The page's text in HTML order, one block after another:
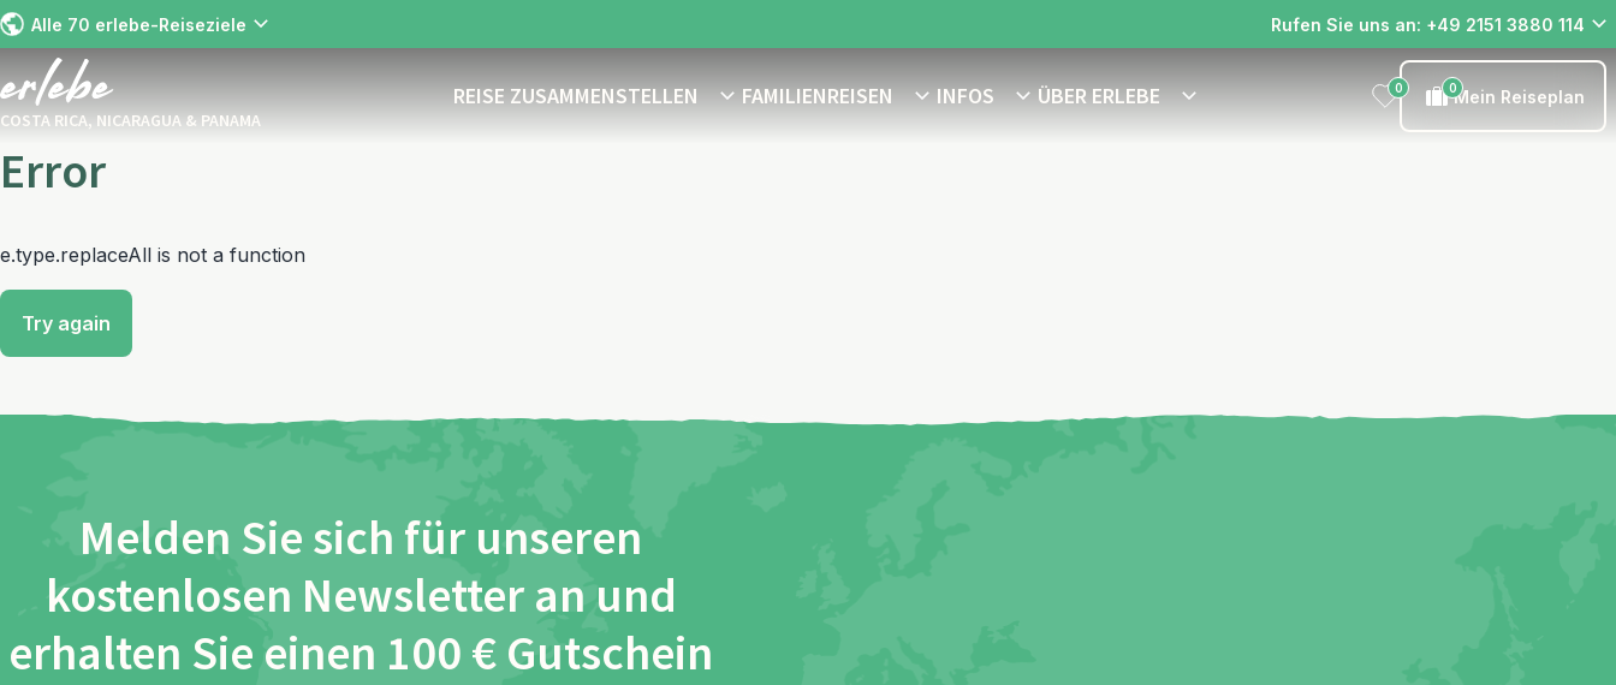
Alle 70 erlebe-Reiseziele Rufen Sie uns an: +49 2151 3880 114
COSTA RICA, NICARAGUA & PANAMA
REISE ZUSAMMENSTELLEN FAMILIENREISEN INFOS ÜBER ERLEBE 0 0Mein Reiseplan
Error
e.type.replaceAll is not a function
Try again
Melden Sie sich für unseren
kostenlosen Newsletter an und
erhalten Sie einen 100 € Gutschein